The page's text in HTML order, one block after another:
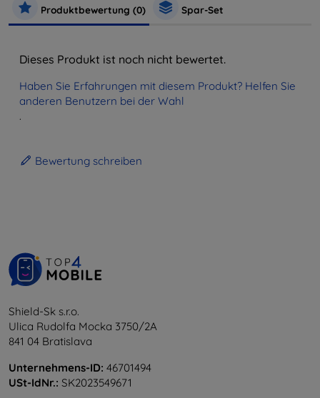
Produktbewertung (0) Spar-Set
Dieses Produkt ist noch nicht bewertet.
Haben Sie Erfahrungen mit diesem Produkt? Helfen Sie
anderen Benutzern bei der Wahl
.
Bewertung schreiben
Shield-Sk s.r.o.
Ulica Rudolfa Mocka 3750/2A
841 04 Bratislava
Unternehmens-ID: 46701494
USt-IdNr.: SK2023549671